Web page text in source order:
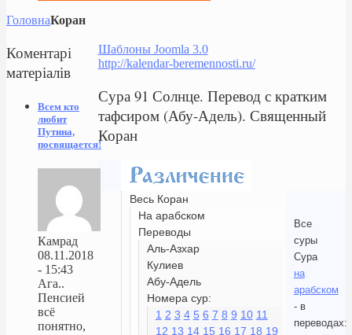
ГоловнаКоран
Шаблоны Joomla 3.0
http://kalendar-beremennosti.ru/
Сура 91 Солнце. Перевод с кратким
тафсиром (Абу-Адель). Священный
Коран
Весь Коран
На арабском
Переводы
Аль-Азхар
Кулиев
Абу-Адель
Номера сур:
1 2 3 4 5 6 7 8 9 10 11
12 13 14 15 16 17 18 19
Все
суры
Сура
на
арабском
- в
переводах:
Коментарі
матеріалів
Всем кто
любит
Путина,
посвящается!
Камрад
08.11.2018
- 15:43
Ага..
Пенсией
всё
понятно,